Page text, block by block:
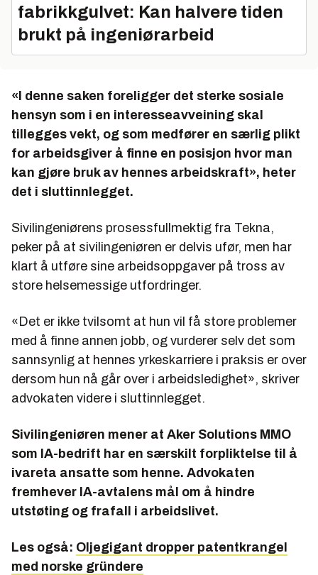
fabrikkgulvet: Kan halvere tiden
brukt på ingeniørarbeid
«I denne saken foreligger det sterke sosiale
hensyn som i en interesseavveining skal
tillegges vekt, og som medfører en særlig plikt
for arbeidsgiver å finne en posisjon hvor man
kan gjøre bruk av hennes arbeidskraft», heter
det i sluttinnlegget.
Sivilingeniørens prosessfullmektig fra Tekna,
peker på at sivilingeniøren er delvis ufør, men har
klart å utføre sine arbeidsoppgaver på tross av
store helsemessige utfordringer.
«Det er ikke tvilsomt at hun vil få store problemer
med å finne annen jobb, og vurderer selv det som
sannsynlig at hennes yrkeskarriere i praksis er over
dersom hun nå går over i arbeidsledighet», skriver
advokaten videre i sluttinnlegget.
Sivilingeniøren mener at Aker Solutions MMO
som IA-bedrift har en særskilt forpliktelse til å
ivareta ansatte som henne. Advokaten
fremhever IA-avtalens mål om å hindre
utstøting og frafall i arbeidslivet.
Les også: Oljegigant dropper patentkrangel
med norske gründere